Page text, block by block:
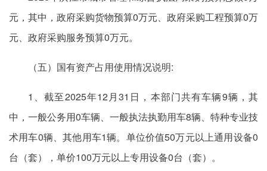
元，其中，政府采购货物预算0万元、政府采购工程预算0万
元、政府采购服务预算0万元。
（五）国有资产占用使用情况说明:
1、截至2025年12月31日，本部门共有车辆9辆，其
中，一般公务用0车辆、一般执法执勤用车8辆、特种专业技
术用车0辆、其他用车1辆。单位价值50万元以上通用设备0
台（套），单价100万元以上专用设备0台（套）。